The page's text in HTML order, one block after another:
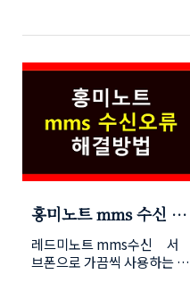
항에 대한 이야기 후 전화를
끊고 나니 생각보다 준비사항
이 너무 많아 몇 가지가 헷갈
리네요다시 전화를 걸어 확인
해도 되지만 통화녹음에 대한
아쉬움이 남습니다.갤럭시에
서는 아무 생각없이 사용했던
버튼을 누르지 않으면 녹음이
되지 않습니다.통화할 때 녹
음버튼 누르는 게 생각보다
쉽지 않습니다. 꼭 전화를 끊
고 나면 생각나더라고
요 지난 글에 홍미노트 통
홍미노트 mms 수신 안
될때 해결방법 100%
레드미노트 mms수신 서
브폰으로 가끔씩 사용하는 홍